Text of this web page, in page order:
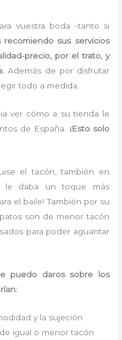
vuestra boda -tanto si
recomiendo sus servicios
precio, por el trato, y
Además de por disfrutar
todo a medida.
ver cómo a su tienda le
de España. ¡Esto solo
el tacón, también en
le daba un toque más
el baile! También por su
son de menor tacón
para poder aguantar
puedo daros sobre los
y la sujeción
igual o menor tacón